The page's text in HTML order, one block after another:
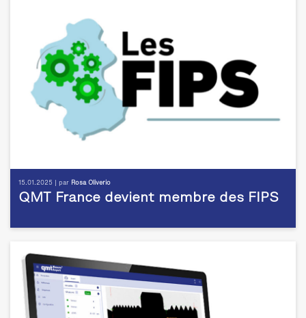
15.01.2025 | par Rosa Oliverio
QMT France devient membre des FIPS